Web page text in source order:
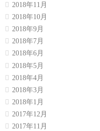
2018年11月
2018年10月
2018年9月
2018年7月
2018年6月
2018年5月
2018年4月
2018年3月
2018年1月
2017年12月
2017年11月